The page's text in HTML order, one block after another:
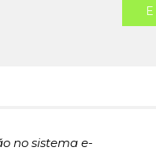
no sistema e-